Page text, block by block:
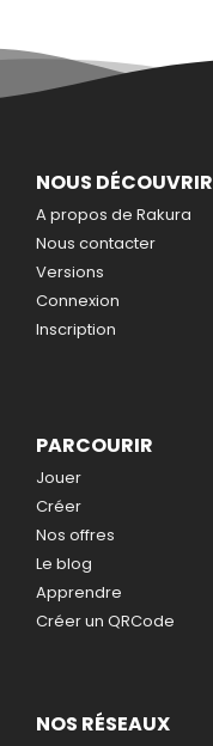
NOUS DÉCOUVRIR
A propos de Rakura
Nous contacter
Versions
Connexion
Inscription
PARCOURIR
Jouer
Créer
Nos offres
Le blog
Apprendre
Créer un QRCode
NOS RÉSEAUX